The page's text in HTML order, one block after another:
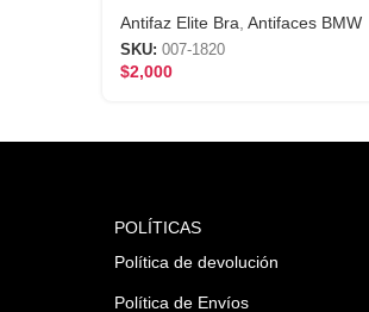
Antifaz Elite Bra Antifaces BMW
SKU: 007-1820
$2,000
POLÍTICAS
Política de devolución
Política de Envíos